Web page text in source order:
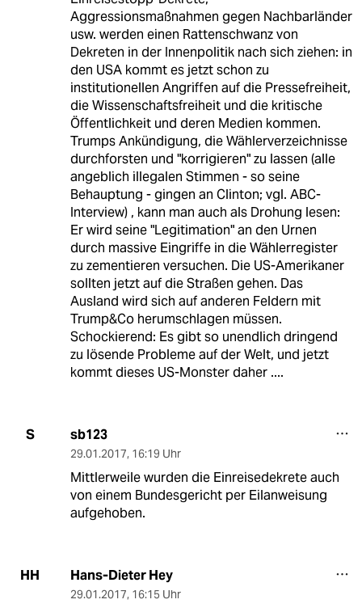
Aggressionsmaßnahmen gegen Nachbarländer
usw. werden einen Rattenschwanz von
Dekreten in der Innenpolitik nach sich ziehen: in
den USA kommt es jetzt schon zu
institutionellen Angriffen auf die Pressefreiheit,
die Wissenschaftsfreiheit und die kritische
Öffentlichkeit und deren Medien kommen.
Trumps Ankündigung, die Wählerverzeichnisse
durchforsten und "korrigieren" zu lassen (alle
angeblich illegalen Stimmen - so seine
Behauptung - gingen an Clinton; vgl. ABC-
Interview) , kann man auch als Drohung lesen:
Er wird seine "Legitimation" an den Urnen
durch massive Eingriffe in die Wählerregister
zu zementieren versuchen. Die US-Amerikaner
sollten jetzt auf die Straßen gehen. Das
Ausland wird sich auf anderen Feldern mit
Trump&Co herumschlagen müssen.
Schockierend: Es gibt so unendlich dringend
zu lösende Probleme auf der Welt, und jetzt
kommt dieses US-Monster daher ....
S sb123
29.01.2017, 16:19 Uhr
Mittlerweile wurden die Einreisedekrete auch
von einem Bundesgericht per Eilanweisung
aufgehoben.
HH Hans-Dieter Hey
29.01.2017, 16:15 Uhr